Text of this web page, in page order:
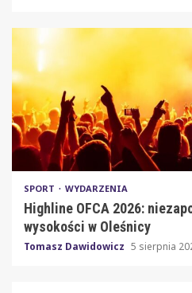
SPORT WYDARZENIA
Highline OFCA 2026:
wysokości w Oleśnicy
Tomasz Dawidowicz 5 sierpnia